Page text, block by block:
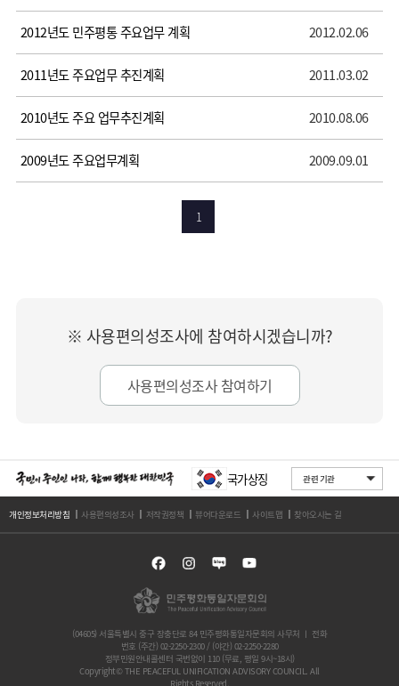
2012년도 민주평통 주요업무 계획 2012.02.06
2011년도 주요업무 추진계획 2011.03.02
2010년도 주요 업무추진계획 2010.08.06
2009년도 주요업무계획 2009.09.01
1
※ 사용편의성조사에 참여하시겠습니까?
사용편의성조사 참여하기
국가상징
개인정보처리방침 사용편의성조사 저작권정책 뷰어다운로드 사이트맵 찾아오시는 길
(04605) 서울특별시 중구 장충단로 84 민주평화통일자문회의 사무처 ㅣ 전화
번호 (주간) 02-2250-2300 / (야간) 02-2250-2280
정부민원안내콜센터 국번없이 110 (무료, 평일 9시~18시)
Copyright© THE PEACEFUL UNIFICATION ADVISORY COUNCIL. All
Rights Reserved.